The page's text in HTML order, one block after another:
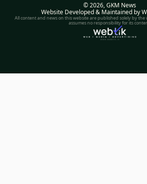
© 2026,GKM News
Website Developed & Maintained by
All content and news on this website are published solely by the
assumes no responsibility for its